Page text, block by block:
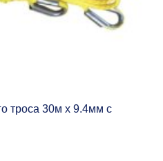
троса 30м х 9.4мм с